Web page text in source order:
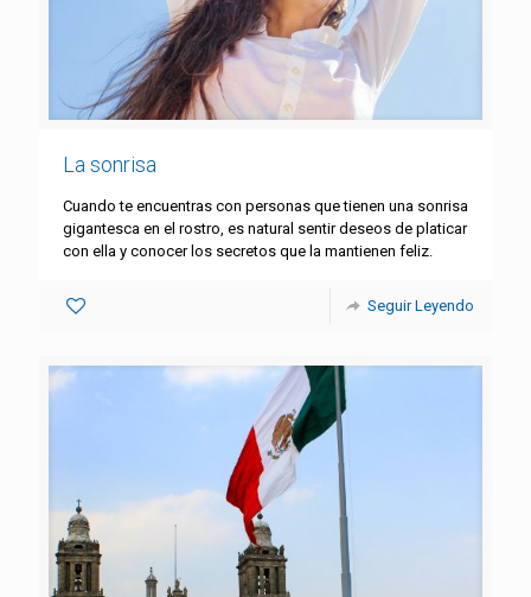
La sonrisa
Cuando te encuentras con personas que tienen una sonrisa
gigantesca en el rostro, es natural sentir deseos de platicar
con ella y conocer los secretos que la mantienen feliz.
Seguir Leyendo